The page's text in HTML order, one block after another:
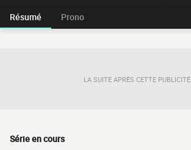
Résumé Prono
LA SUITE APRÈS CETTE PUBLICITÉ
Série en cours